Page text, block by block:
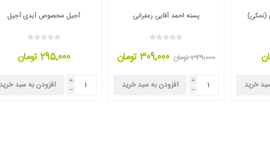
(نمکی)
خرید
پسته احمد آقایی زعفرانی
349٬000 تومان 309٬000 تومان
i
h افزودن به سبد خرید
آجیل مخصوص آیدی آجیل
295٬000 تومان
i
h افزودن به سبد خرید